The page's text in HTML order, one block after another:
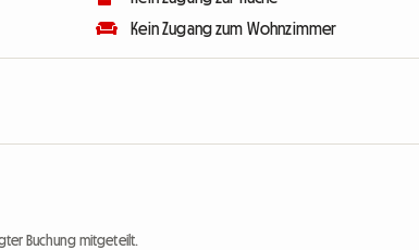
Kein Zugang zum Wohnzimmer
Buchung mitgeteilt.